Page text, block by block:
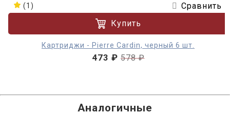
(1)
Сравнить
Купить
Картриджи - Pierre Cardin, черный 6 шт.
473 ₽ 578 ₽
Аналогичные